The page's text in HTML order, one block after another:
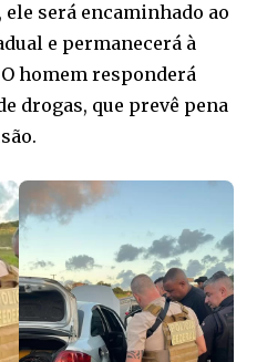
será encaminhado ao
e permanecerá à
homem responderá
drogas, que prevê pena